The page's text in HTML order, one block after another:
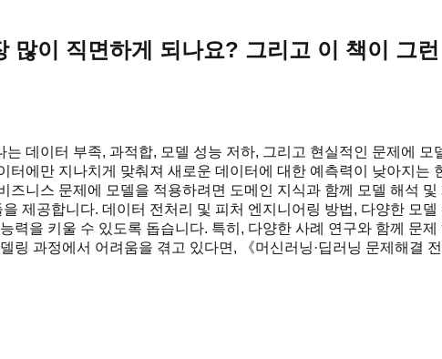
많이 직면하게 되나요? 그리고 이 책이 그
데이터 부족, 과적합, 모델 성능 저하, 그리고 현실적인 문제에
에만 지나치게 맞춰져 새로운 데이터에 대한 예측력이 낮아지는
니스 문제에 모델을 적용하려면 도메인 지식과 함께 모델 해석
제공합니다. 데이터 전처리 및 피처 엔지니어링 방법, 다양한 모
력을 키울 수 있도록 돕습니다. 특히, 다양한 사례 연구와 함께 문
링 과정에서 어려움을 겪고 있다면, 《머신러닝·딥러닝 문제해결